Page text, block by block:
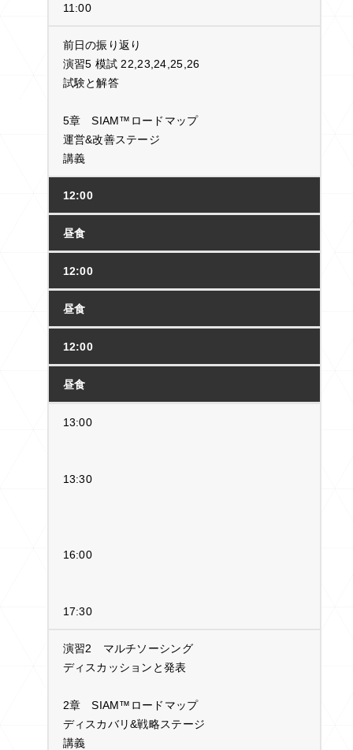
11:00
前日の振り返り
演習5 模試 22,23,24,25,26
試験と解答
5章 SIAM™ロードマップ
運営&改善ステージ
講義
12:00
昼食
12:00
昼食
12:00
昼食
13:00
13:30
16:00
17:30
演習2 マルチソーシング
ディスカッションと発表
2章 SIAM™ロードマップ
ディスカバリ&戦略ステージ
講義